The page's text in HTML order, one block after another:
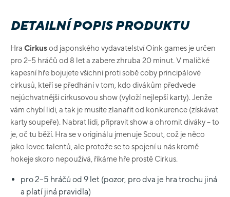
DETAILNÍ POPIS PRODUKTU
Hra Cirkusod japonského vydavatelství Oink games je určen
pro 2–5 hráčů od 8 let a zabere zhruba 20 minut. V maličké
kapesní hře bojujete všichni proti sobě coby principálové
cirkusů, kteří se předhání v tom, kdo divákům předvede
nejúchvatnější cirkusovou show (vyloží nejlepší karty). Jenže
vám chybí lidi, a tak je musíte zlanařit od konkurence (získávat
karty soupeře). Nabrat lidi, připravit show a ohromit diváky – to
je, oč tu běží. Hra se v originálu jmenuje Scout, což je něco
jako lovec talentů, ale protože se to spojení u nás kromě
hokeje skoro nepoužívá, říkáme hře prostě Cirkus.
pro 2–5 hráčů od 9 let (pozor, pro dva je hra trochu jiná
a platí jiná pravidla)